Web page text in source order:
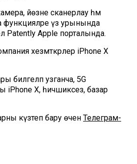
йөзне сканерлау һәм
үз урынында
Patently Apple порталында.
хезмәткәрләер iPhone X
билгеләп узганча, 5G
iPhone X, һичшиксез, базар
күзәтеп бару өчен Телеграм-